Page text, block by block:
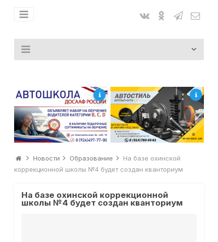
Новости Образование
На базе охинской
коррекционной школы №4 будет создан кванториум
На базе охинской коррекционной
школы №4 будет создан кванториум